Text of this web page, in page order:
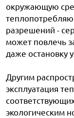
окружающую
разрешений -
может повлечь
даже остановку
Другим
эксплуатация
экологическим